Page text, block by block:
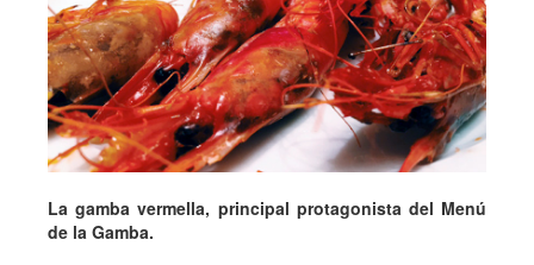
La gamba vermella, principal protagonista del Menú
de la Gamba.